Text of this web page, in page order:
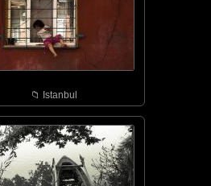
📁︎ Istanbul